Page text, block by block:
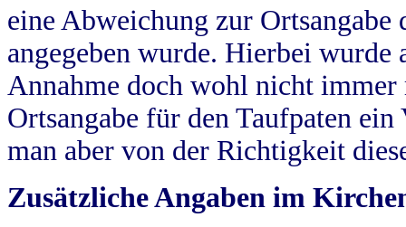
eine Abweichung zur
angegeben wurde. Hierbei wurde
Annahme doch wohl nicht
Ortsangabe für den Taufpaten
man aber von der Richtigkeit
Zusätzliche Angaben im